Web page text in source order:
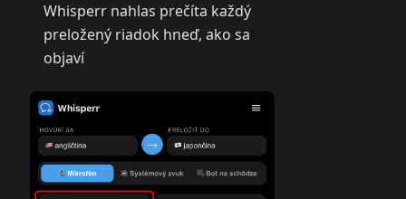
Whisperr nahlas prečíta každý
preložený riadok hneď, ako sa
objaví